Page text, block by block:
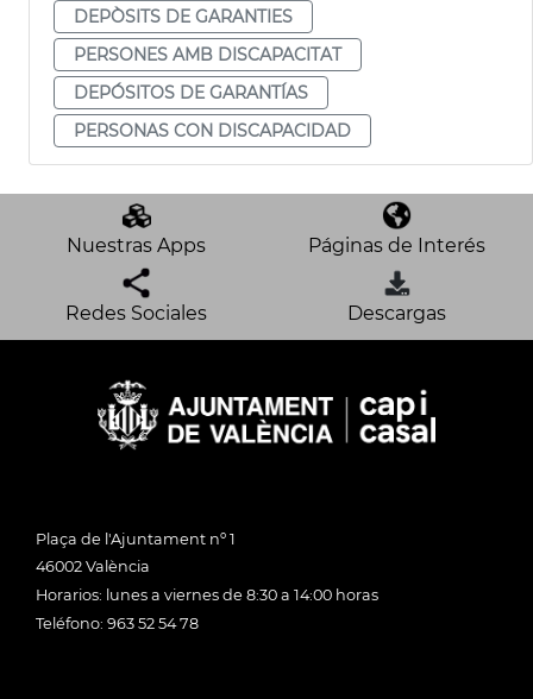
DEPÒSITS DE GARANTIES
PERSONES AMB DISCAPACITAT
DEPÓSITOS DE GARANTÍAS
PERSONAS CON DISCAPACIDAD
Nuestras Apps Páginas de Interés
Redes Sociales Descargas
Plaça de l'Ajuntament nº 1
46002 València
Horarios: lunes a viernes de 8:30 a 14:00 horas
Teléfono: 963 52 54 78